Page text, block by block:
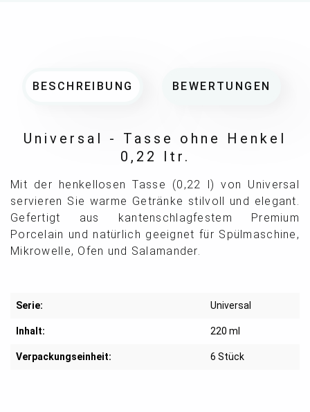
BESCHREIBUNG BEWERTUNGEN
Universal - Tasse ohne Henkel
0,22 ltr.
Mit der henkellosen Tasse (0,22 l) von Universal
servieren Sie warme Getränke stilvoll und elegant.
Gefertigt aus kantenschlagfestem Premium
Porcelain und natürlich geeignet für Spülmaschine,
Mikrowelle, Ofen und Salamander.
Serie: Universal
Inhalt: 220 ml
Verpackungseinheit: 6 Stück